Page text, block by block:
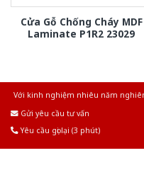
Cửa Gỗ Chống Cháy MDF
Laminate P1R2 23029
Với kinh nghiệm nhiêu năm
Gửi yêu cầu tư vấn
Yêu cầu gọi lại (3 phút)